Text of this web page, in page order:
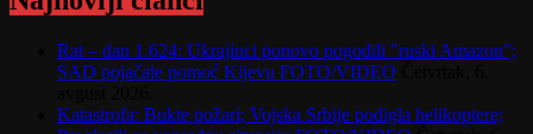
Rat – dan 1.624: Ukrajinci ponovo pogodili "ruski Amazon";
SAD pojačale pomoć Kijevu FOTO/VIDEO
Katastrofa: Bukte požari; Vojska Srbije podigla helikoptere;